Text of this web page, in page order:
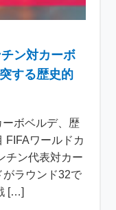
ン対カーボ
する歴史的
ーボベルデ、歴
FIFAワールドカ
チン代表対カー
がラウンド32で
[…]